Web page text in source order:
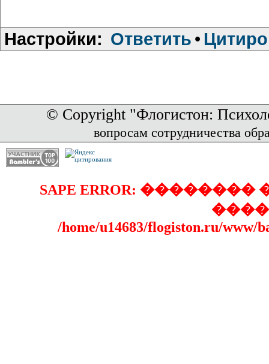
Настройки: Ответить •
© Copyright "Флогистон:
вопросам сотрудничества
SAPE ERROR:
/home/u14683/flogiston.ru/www/